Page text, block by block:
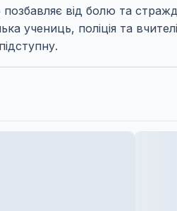
від болю та
учениць, поліція та